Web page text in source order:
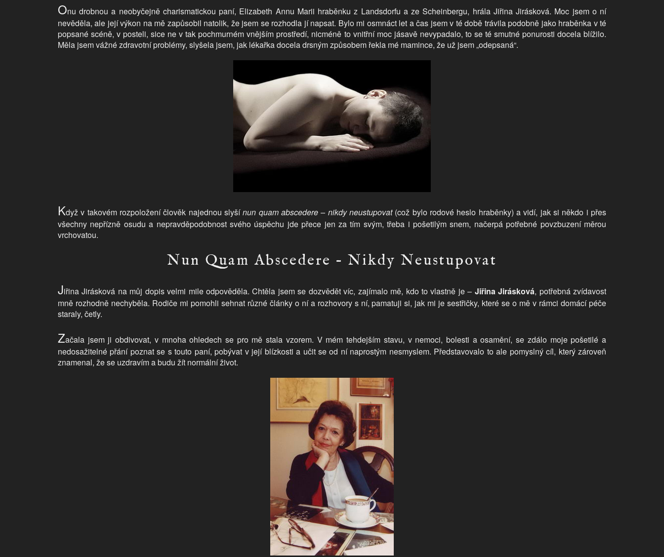
Onu drobnou a neobyčejně charismatickou paní, Elizabeth Annu Marii hraběnku z Landsdorfu a ze Scheinbergu, hrála Jiřina Jirásková. Moc jsem o ní
nevěděla, ale její výkon na mě zapůsobil natolik, že jsem se rozhodla jí napsat. Bylo mi osmnáct let a čas jsem v té době trávila podobně jako hraběnka v té
popsané scéně, v posteli, sice ne v tak pochmurném vnějším prostředí, nicméně to vnitřní moc jásavě nevypadalo, to se té smutné ponurosti docela blížilo.
Měla jsem vážné zdravotní problémy, slyšela jsem, jak lékařka docela drsným způsobem řekla mé mamince, že už jsem „odepsaná“.
Když v takovém rozpoložení člověk najednou slyšínun quam abscedere – nikdy neustupovat(což bylo rodové heslo hraběnky) a vidí, jak si někdo i přes
všechny nepřízně osudu a nepravděpodobnost svého úspěchu jde přece jen za tím svým, třeba i pošetilým snem, načerpá potřebné povzbuzení měrou
vrchovatou.
Nun Quam Abscedere – Nikdy Neustupovat
Jiřina Jirásková na můj dopis velmi mile odpověděla. Chtěla jsem se dozvědět víc, zajímalo mě, kdo to vlastně je – Jiřina Jirásková, potřebná zvídavost
mně rozhodně nechyběla. Rodiče mi pomohli sehnat různé články o ní a rozhovory s ní, pamatuji si, jak mi je sestřičky, které se o mě v rámci domácí péče
staraly, četly.
Začala jsem ji obdivovat, v mnoha ohledech se pro mě stala vzorem. V mém tehdejším stavu, v nemoci, bolesti a osamění, se zdálo moje pošetilé a
nedosažitelné přání poznat se s touto paní, pobývat v její blízkosti a učit se od ní naprostým nesmyslem. Představovalo to ale pomyslný cíl, který zároveň
znamenal, že se uzdravím a budu žít normální život.